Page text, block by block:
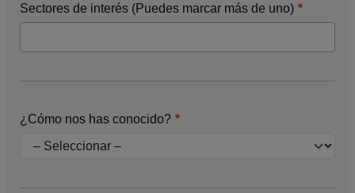
Sectores de interés (Puedes marcar más de uno)
¿Cómo nos has conocido?